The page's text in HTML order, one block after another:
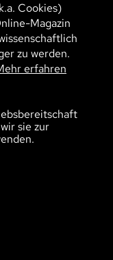
dich?
UND
Es gibt
mit belastenden
Cookies)
Magazin
zu werden.
erfahren
sie zur